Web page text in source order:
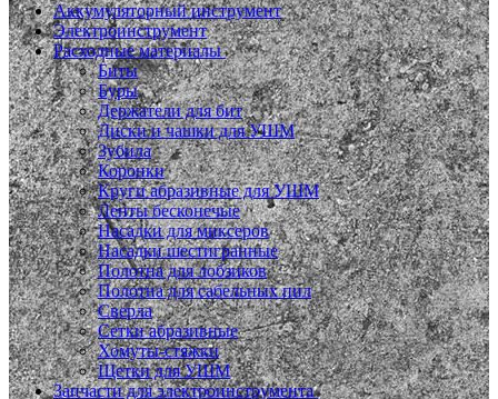
Аккумуляторный инструмент
Электроинструмент
Расходные материалы
Биты
Буры
Держатели для бит
Диски и чашки для УШМ
Зубила
Коронки
Круги абразивные для УШМ
Ленты бесконечые
Насадки для миксеров
Насадки шестигранные
Полотна для лобзиков
Полотна для сабельных пил
Сверла
Сетки абразивные
Хомуты-стяжки
Щетки для УШМ
Запчасти для электроинструмента